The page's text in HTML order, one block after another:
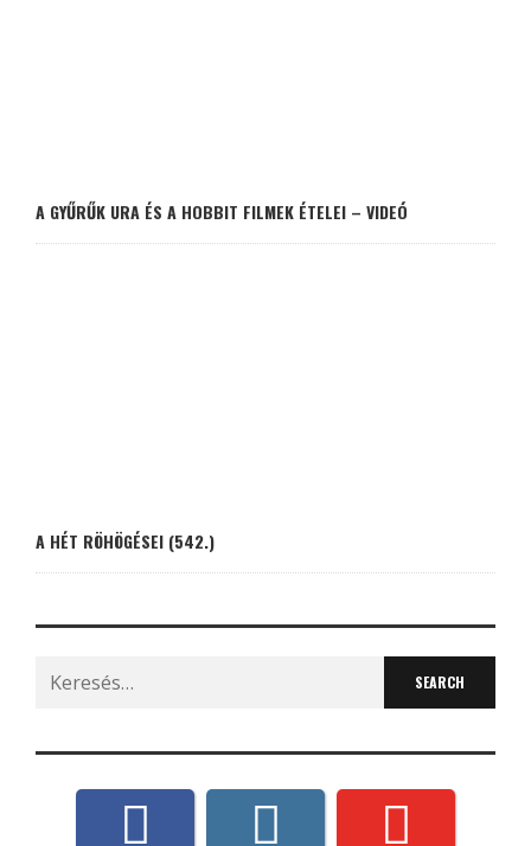
A GYŰRŰK URA ÉS A HOBBIT FILMEK ÉTELEI – VIDEÓ
A HÉT RÖHÖGÉSEI (542.)
Search
for: